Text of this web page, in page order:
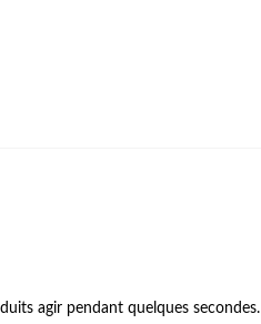
agir pendant quelques secondes.